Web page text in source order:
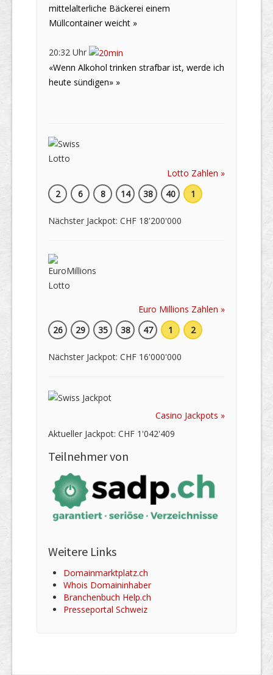
mittelalterliche Bäckerei einem
Müllcontainer weicht »
20:32 Uhr
«Wenn Alkohol trinken strafbar ist, werde ich
heute sündigen» »
Lotto Zahlen »
2
6 8 14 38 40 1
Nächster Jackpot: CHF 18'200'000
Euro Millions Zahlen »
26
29 35 38 47 1 2
Nächster Jackpot: CHF 16'000'000
Casino Jackpots »
Aktueller Jackpot: CHF 1'042'409
Teilnehmer von
Weitere Links
Domainmarktplatz.ch
Whois Domaininhaber
Branchenbuch Help.ch
Presseportal Schweiz